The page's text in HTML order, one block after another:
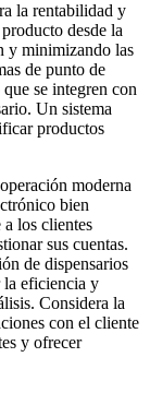
la rentabilidad y
desde la
y minimizando las
de punto de
se integren con
Un sistema
productos
moderna
bien
los clientes
sus cuentas.
de dispensarios
la eficiencia y
Considera la
con el cliente
y ofrecer